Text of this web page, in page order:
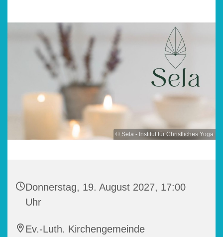
© Sela - Institut für Christliches Yoga
Donnerstag, 19. August 2027, 17:00
Uhr
Ev.-Luth. Kirchengemeinde